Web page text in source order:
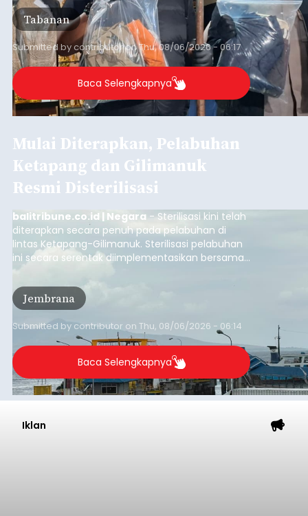
Tabanan
Submitted bycontributoronThu, 08/06/2026 - 06:17
Baca Selengkapnya
Mulai Diterapkan, Pelabuhan
Ketapang dan Gilimanuk
Resmi Disterilisasi
balitribune.co.id | Negara - Sterilisasi kini telah
diterapkan secara penuh pada pelabuhan di
lintas Ketapang-Gilimanuk. Sterilisasi pelabuhan
ini secara serentak diimplementasikan bersama
empat pelabuhan utama lainnya, yakni
Pelabuhan Merak, Bakauheni, Kayangan, dan
Lembar pada Rabu (5/8/2026).
Jembrana
Submitted by contributor on Thu, 08/06/2026 - 06:14
Baca Selengkapnya
Iklan